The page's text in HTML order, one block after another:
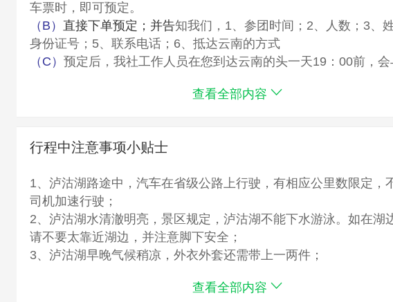
2、娱乐项目（观看表演，骑马，划船、索道、环保车等），当参照景区
费用，谨慎选择。
3、个人消费（当地水果、当地特产、当地美食等），谨慎选择
4、行程包列已含费用以外的一切费用
车票时，即可预定。
（B） 直接下单预定；并告知我们，1、参团时间；2、人数；3、
身份证号；5、联系电话； 6、抵达云南的方式
（C）预定后，我社工作人员在您到达云南的头一天19：00前，
我公司在线客服每天09：00——22：00为游客服务！
查看全部内容
行程中注意事项小贴士
1、泸沽湖路途中，汽车在省级公路上行驶，有相应公里数限定，
司机加速行驶；
2、泸沽湖水清澈明亮，景区规定，泸沽湖不能下水游泳。如在湖
请不要太靠近湖边，并注意脚下安全；
3、泸沽湖早晚气候稍凉，外衣外套还需带上一两件；
5、如患有严重的高血压、心脏病、心脑血管等疾病的游客及不能
查看全部内容